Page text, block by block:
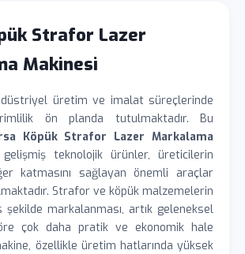
Strafor Lazer
Makinesi
üretim ve imalat süreçlerinde
ön planda tutulmaktadır. Bu
Köpük Strafor Lazer Markalama
teknolojik ürünler, üreticilerin
katmasını sağlayan önemli araçlar
Strafor ve köpük malzemelerin
şekilde markalanması, artık geleneksel
çok daha pratik ve ekonomik hale
özellikle üretim hatlarında yüksek